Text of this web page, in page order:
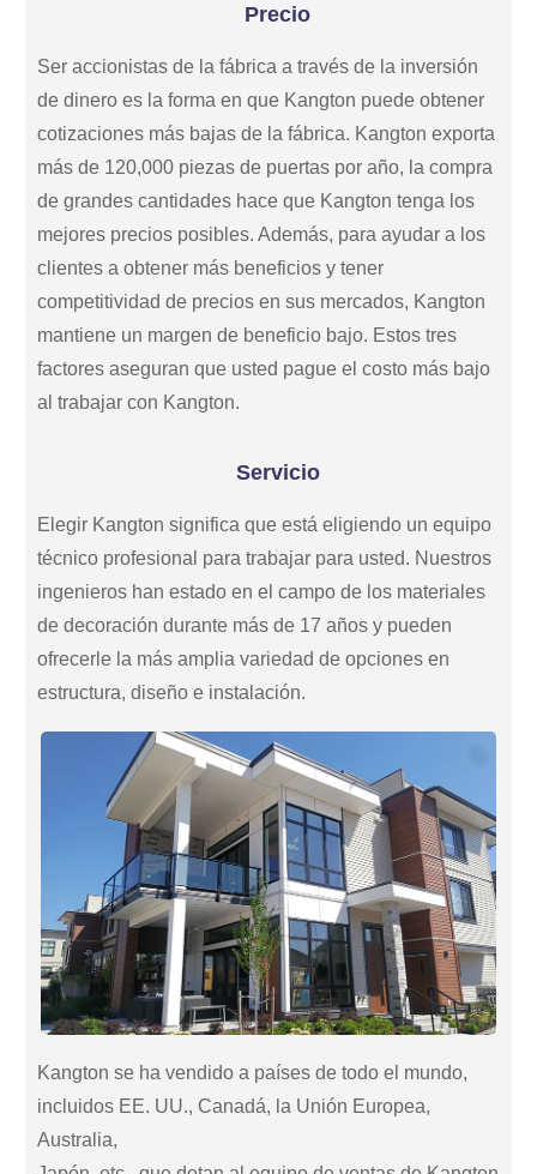
Precio
Ser accionistas de la fábrica a través de la inversión
de dinero es la forma en que Kangton puede obtener
cotizaciones más bajas de la fábrica. Kangton exporta
más de 120,000 piezas de puertas por año, la compra
de grandes cantidades hace que Kangton tenga los
mejores precios posibles. Además, para ayudar a los
clientes a obtener más beneficios y tener
competitividad de precios en sus mercados, Kangton
mantiene un margen de beneficio bajo. Estos tres
factores aseguran que usted pague el costo más bajo
al trabajar con Kangton.
Servicio
Elegir Kangton significa que está eligiendo un equipo
técnico profesional para trabajar para usted. Nuestros
ingenieros han estado en el campo de los materiales
de decoración durante más de 17 años y pueden
ofrecerle la más amplia variedad de opciones en
estructura, diseño e instalación.
Kangton se ha vendido a países de todo el mundo,
incluidos EE. UU., Canadá, la Unión Europea,
Australia,